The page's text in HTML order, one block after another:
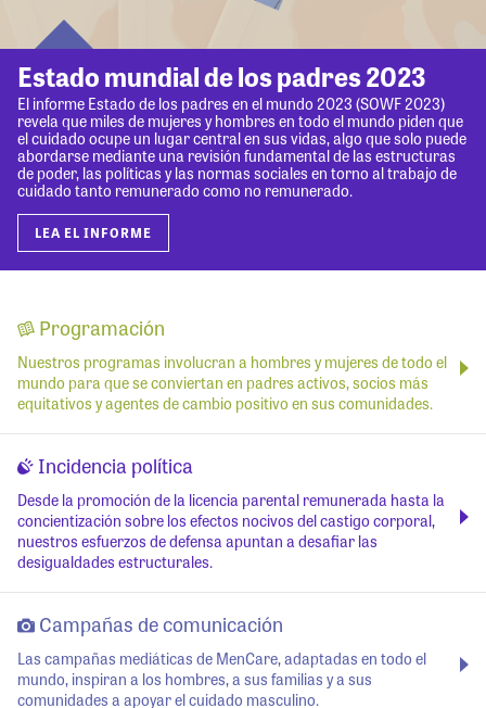
Estado mundial de los padres 2023
El informe Estado de los padres en el mundo 2023 (SOWF 2023)
revela que miles de mujeres y hombres en todo el mundo piden que
el cuidado ocupe un lugar central en sus vidas, algo que solo puede
abordarse mediante una revisión fundamental de las estructuras
de poder, las políticas y las normas sociales en torno al trabajo de
cuidado tanto remunerado como no remunerado.
LEA EL INFORME
Programación
Nuestros programas involucran a hombres y mujeres de todo el
mundo para que se conviertan en padres activos, socios más
equitativos y agentes de cambio positivo en sus comunidades.
Incidencia política
Desde la promoción de la licencia parental remunerada hasta la
concientización sobre los efectos nocivos del castigo corporal,
nuestros esfuerzos de defensa apuntan a desafiar las
desigualdades estructurales.
Campañas de comunicación
Las campañas mediáticas de MenCare, adaptadas en todo el
mundo, inspiran a los hombres, a sus familias y a sus
comunidades a apoyar el cuidado masculino.